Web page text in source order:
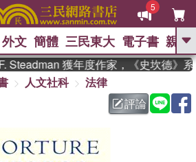
5
GO
熱搜： 東野圭吾 、
父親節 、 如果歷
暑期推薦 、 國際布克
登輝時代 、 數學女孩：黎曼猜想
偉大的迷走神經
外文 簡體 三民東大 電子書 親子
獲年度作家，《史坎德》系
人文社科
法律
評論